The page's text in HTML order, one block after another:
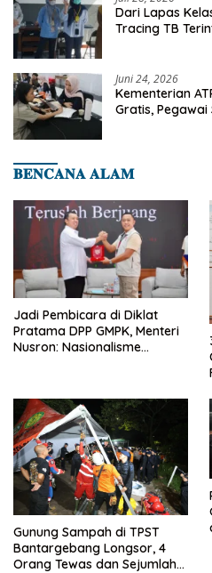
Dari Lapas
Tracing TB
Juni 24, 2026
Kementerian
Gratis,
𝐁𝐄𝐍𝐂𝐀𝐍𝐀 𝐀𝐋𝐀𝐌
Jadi Pembicara di Diklat
Pratama DPP GMPK, Menteri
Nusron: Nasionalisme
Gunung Sampah di TPST
Bantargebang Longsor, 4
Orang Tewas dan Sejumlah